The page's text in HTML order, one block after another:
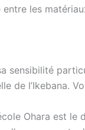
les
l’Ikebana.
Ohara est